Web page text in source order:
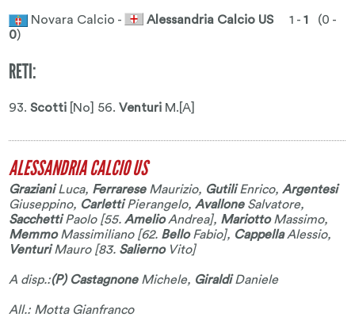
Novara Calcio - Alessandria Calcio US1 -1 (0 -
0)
RETI:
93.Scotti [No] 56.Venturi M.[A]
ALESSANDRIA CALCIO US
GrazianiLuca, FerrareseMaurizio, GutiliEnrico,Argentesi
Giuseppino, CarlettiPierangelo,AvalloneSalvatore,
SacchettiPaolo[55.AmelioAndrea], MariottoMassimo,
MemmoMassimiliano[62. BelloFabio], CappellaAlessio,
VenturiMauro[83. SaliernoVito]
A disp.:(P) CastagnoneMichele, GiraldiDaniele
All.: Motta Gianfranco